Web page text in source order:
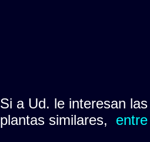
Si a Ud. le interesan
plantas similares,